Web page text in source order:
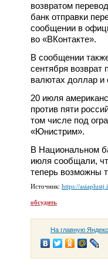
возвратом
банк отправки
сообщении в
во «ВКонтакте».
В сообщении
сентября возврат
валютах доллар и
20 июля
против пяти
том числе под
«Юнистрим».
В Национальном
июля сообщали,
теперь возможны
Источник: https://
обсудить
На главную